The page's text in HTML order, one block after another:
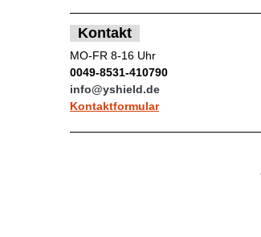
Kontakt
MO-FR 8-16 Uhr
0049-8531-410790
info@yshield.de
Kontaktformular